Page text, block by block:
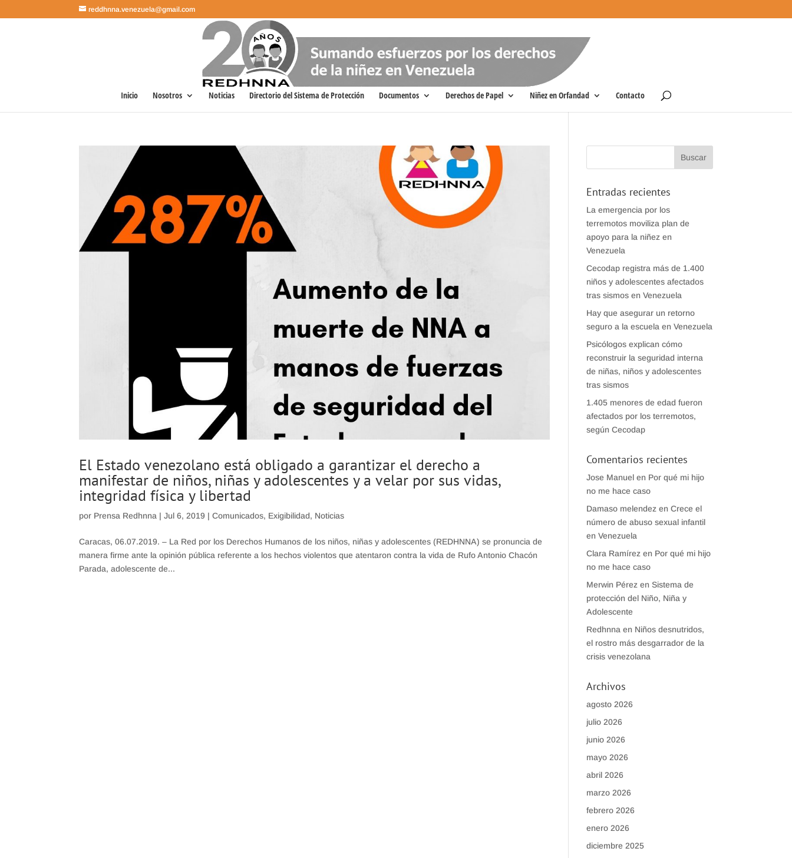
reddhnna.venezuela@gmail.com
Inicio Nosotros Noticias Directorio del Sistema de Protección Documentos Derechos de Papel Niñez en Orfandad Contacto
El Estado venezolano está obligado a garantizar el derecho a
manifestar de niños, niñas y adolescentes y a velar por sus vidas,
integridad física y libertad
por Prensa Redhnna |Jul 6, 2019 |Comunicados, Exigibilidad, Noticias
Caracas, 06.07.2019. – La Red por los Derechos Humanos de los niños, niñas y adolescentes (REDHNNA) se pronuncia de
manera firme ante la opinión pública referente a los hechos violentos que atentaron contra la vida de Rufo Antonio Chacón
Parada, adolescente de...
Entradas recientes
La emergencia por los
terremotos moviliza plan de
apoyo para la niñez en
Venezuela
Cecodap registra más de 1.400
niños y adolescentes afectados
tras sismos en Venezuela
Hay que asegurar un retorno
seguro a la escuela en Venezuela
Psicólogos explican cómo
reconstruir la seguridad interna
de niñas, niños y adolescentes
tras sismos
1.405 menores de edad fueron
afectados por los terremotos,
según Cecodap
Comentarios recientes
Jose Manuelen Por qué mi hijo
no me hace caso
Damaso melendez en Crece el
número de abuso sexual infantil
en Venezuela
Clara Ramírez en Por qué mi hijo
no me hace caso
Merwin Pérez en Sistema de
protección del Niño, Niña y
Adolescente
Redhnna en Niños desnutridos,
el rostro más desgarrador de la
crisis venezolana
Archivos
agosto 2026
julio 2026
junio 2026
mayo 2026
abril 2026
marzo 2026
febrero 2026
enero 2026
diciembre 2025